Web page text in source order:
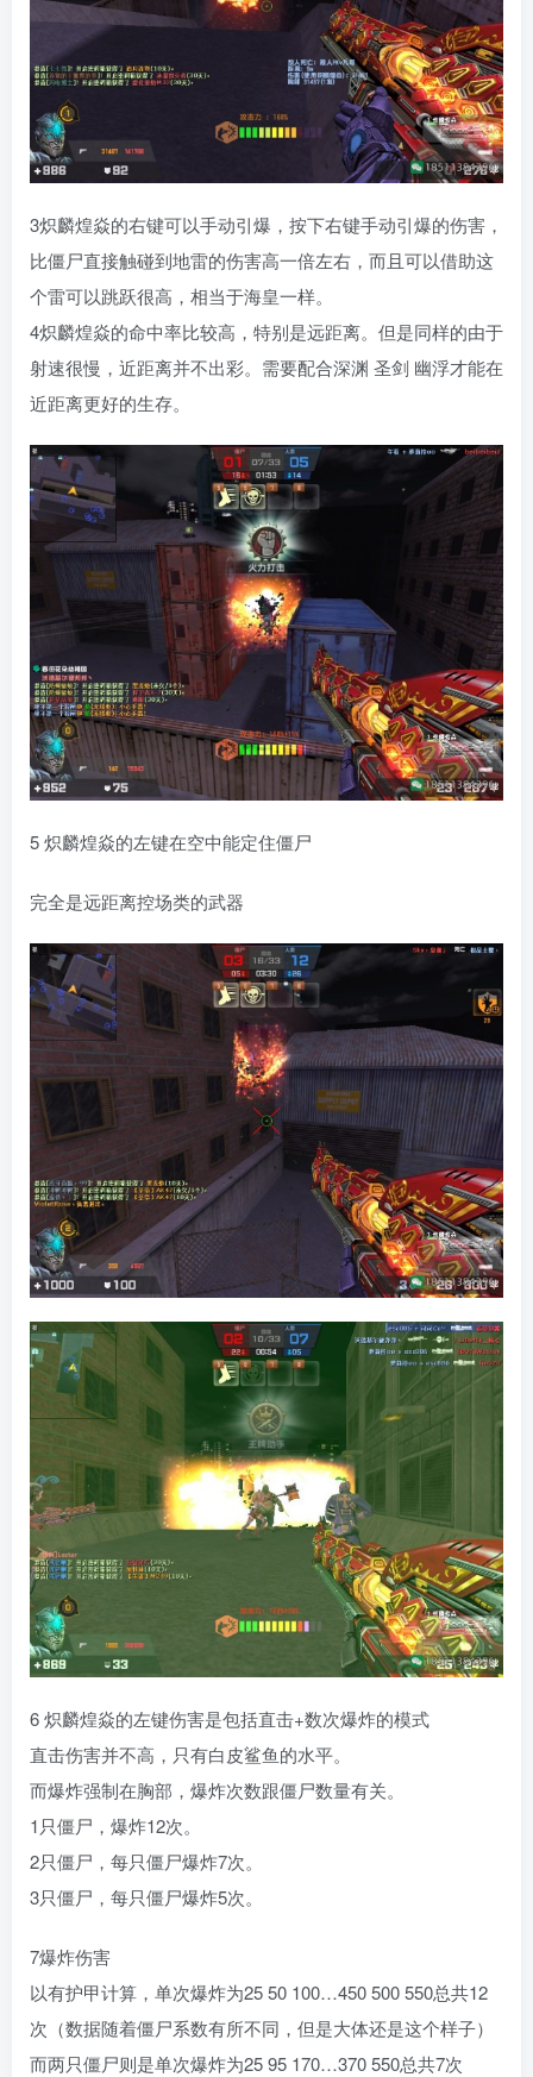
3炽麟煌焱的右键可以手动引爆，按下右键手动引爆的伤害，
比僵尸直接触碰到地雷的伤害高一倍左右，而且可以借助这
个雷可以跳跃很高，相当于海皇一样。
4炽麟煌焱的命中率比较高，特别是远距离。但是同样的由于
射速很慢，近距离并不出彩。需要配合深渊 圣剑 幽浮才能在
近距离更好的生存。
5 炽麟煌焱的左键在空中能定住僵尸
完全是远距离控场类的武器
6 炽麟煌焱的左键伤害是包括直击+数次爆炸的模式
直击伤害并不高，只有白皮鲨鱼的水平。
而爆炸强制在胸部，爆炸次数跟僵尸数量有关。
1只僵尸，爆炸12次。
2只僵尸，每只僵尸爆炸7次。
3只僵尸，每只僵尸爆炸5次。
7爆炸伤害
以有护甲计算，单次爆炸为25 50 100…450 500 550总共12
次（数据随着僵尸系数有所不同，但是大体还是这个样子）
而两只僵尸则是单次爆炸为25 95 170…370 550总共7次